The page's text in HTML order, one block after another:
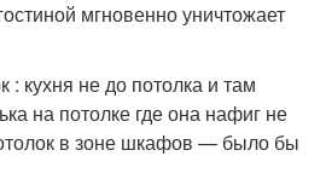
мгновенно уничтожает
: кухня не до потолка и там
на потолке где она нафиг не
в зоне шкафов — было бы